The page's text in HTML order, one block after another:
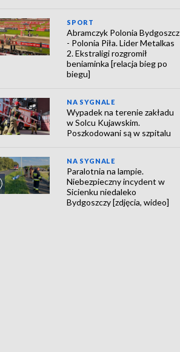
SPORT
Abramczyk Polonia Bydgoszcz
- Polonia Piła. Lider Metalkas
2. Ekstraligi rozgromił
beniaminka [relacja bieg po
biegu]
NA SYGNALE
Wypadek na terenie zakładu
w Solcu Kujawskim.
Poszkodowani są w szpitalu
NA SYGNALE
Paralotnia na lampie.
Niebezpieczny incydent w
Sicienku niedaleko
Bydgoszczy [zdjęcia, wideo]